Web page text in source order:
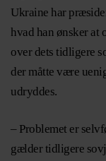
Ukraine har
hvad han ønsker at
over dets tidligere
der måtte være
udryddes.
– Problemet er
gælder tidligere